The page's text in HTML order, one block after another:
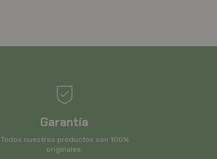
Garantía
Todos nuestros productos son 100%
originales.